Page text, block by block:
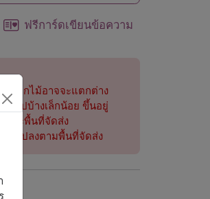
ฟรีการ์ดเขียนข้อความ
ละดอกไม้อาจจะแตกต่าง
ในรูปบ้างเล็กน้อย ขึ้นอยู่
ลและพื้นที่จัดส่ง
ยนแปลงตามพื้นที่จัดส่ง